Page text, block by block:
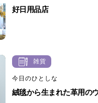
好日用品店
雑貨
今日のひとしな
絨毯から生まれた革用の